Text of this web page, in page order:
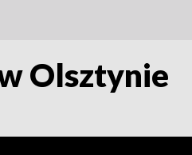
Olsztynie